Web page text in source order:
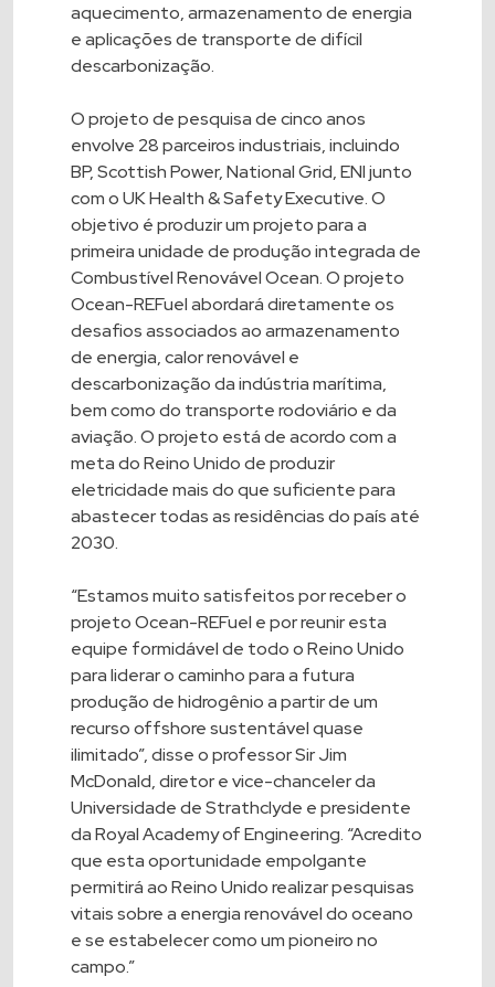
aquecimento, armazenamento de energia
e aplicações de transporte de difícil
descarbonização.
O projeto de pesquisa de cinco anos
envolve 28 parceiros industriais, incluindo
BP, Scottish Power, National Grid, ENI junto
com o UK Health & Safety Executive. O
objetivo é produzir um projeto para a
primeira unidade de produção integrada de
Combustível Renovável Ocean. O projeto
Ocean-REFuel abordará diretamente os
desafios associados ao armazenamento
de energia, calor renovável e
descarbonização da indústria marítima,
bem como do transporte rodoviário e da
aviação. O projeto está de acordo com a
meta do Reino Unido de produzir
eletricidade mais do que suficiente para
abastecer todas as residências do país até
2030.
“Estamos muito satisfeitos por receber o
projeto Ocean-REFuel e por reunir esta
equipe formidável de todo o Reino Unido
para liderar o caminho para a futura
produção de hidrogênio a partir de um
recurso offshore sustentável quase
ilimitado”, disse o professor Sir Jim
McDonald, diretor e vice-chanceler da
Universidade de Strathclyde e presidente
da Royal Academy of Engineering. “Acredito
que esta oportunidade empolgante
permitirá ao Reino Unido realizar pesquisas
vitais sobre a energia renovável do oceano
e se estabelecer como um pioneiro no
campo.”